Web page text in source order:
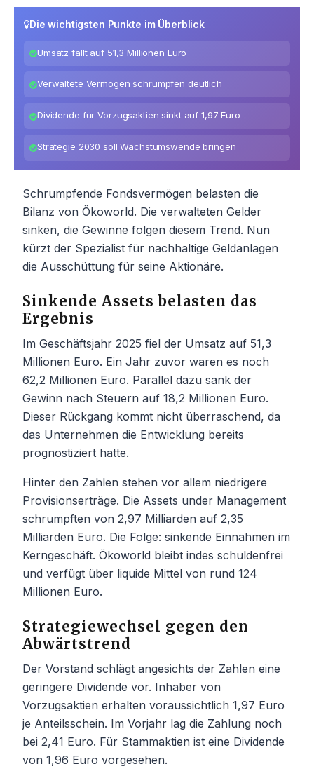
Die wichtigsten Punkte im Überblick
Umsatz fällt auf 51,3 Millionen Euro
Verwaltete Vermögen schrumpfen deutlich
Dividende für Vorzugsaktien sinkt auf 1,97 Euro
Strategie 2030 soll Wachstumswende bringen
Schrumpfende Fondsvermögen belasten die
Bilanz von Ökoworld. Die verwalteten Gelder
sinken, die Gewinne folgen diesem Trend. Nun
kürzt der Spezialist für nachhaltige Geldanlagen
die Ausschüttung für seine Aktionäre.
Sinkende Assets belasten das
Ergebnis
Im Geschäftsjahr 2025 fiel der Umsatz auf 51,3
Millionen Euro. Ein Jahr zuvor waren es noch
62,2 Millionen Euro. Parallel dazu sank der
Gewinn nach Steuern auf 18,2 Millionen Euro.
Dieser Rückgang kommt nicht überraschend, da
das Unternehmen die Entwicklung bereits
prognostiziert hatte.
Hinter den Zahlen stehen vor allem niedrigere
Provisionserträge. Die Assets under Management
schrumpften von 2,97 Milliarden auf 2,35
Milliarden Euro. Die Folge: sinkende Einnahmen im
Kerngeschäft. Ökoworld bleibt indes schuldenfrei
und verfügt über liquide Mittel von rund 124
Millionen Euro.
Strategiewechsel gegen den
Abwärtstrend
Der Vorstand schlägt angesichts der Zahlen eine
geringere Dividende vor. Inhaber von
Vorzugsaktien erhalten voraussichtlich 1,97 Euro
je Anteilsschein. Im Vorjahr lag die Zahlung noch
bei 2,41 Euro. Für Stammaktien ist eine Dividende
von 1,96 Euro vorgesehen.